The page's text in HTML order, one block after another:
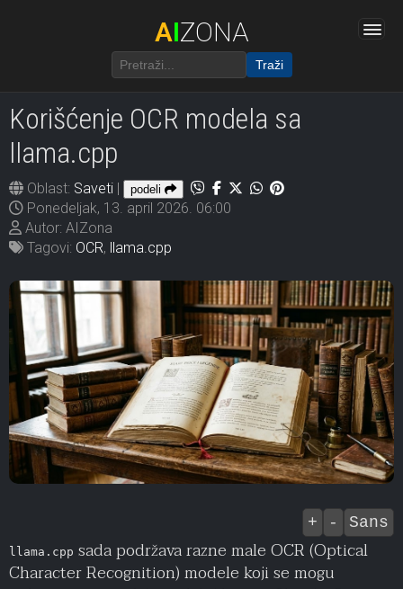
AIZONA
Traži
Korišćenje OCR modela sa
llama.cpp
Oblast: Saveti | podeli
Ponedeljak, 13. april 2026. 06:00
Autor: AIZona
Tagovi: OCR, llama.cpp
+ - Sans
llama.cpp sada podržava razne male OCR (Optical
Character Recognition) modele koji se mogu